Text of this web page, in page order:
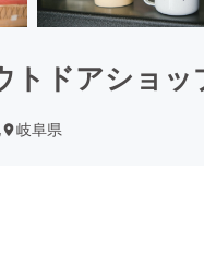
ドアショッ
岐阜県